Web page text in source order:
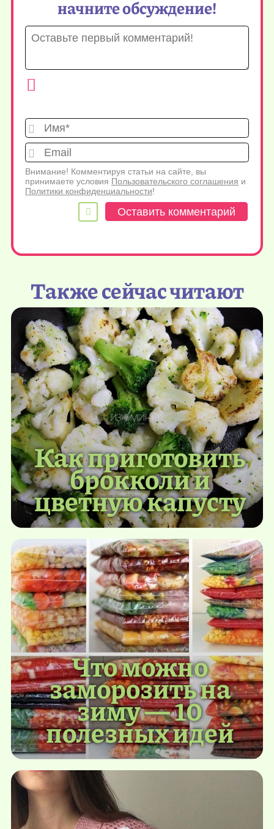
начните обсуждение!
Имя*
Внимание! Комментируя статьи на сайте, вы
принимаете условия Пользовательского соглашения и
Политики конфиденциальности!
Также сейчас читают
Как приготовить
брокколи и
цветную капусту
Что можно
заморозить на
зиму — 10
полезных идей